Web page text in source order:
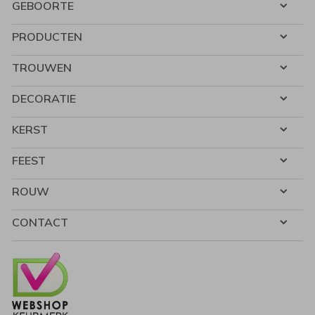
GEBOORTE
PRODUCTEN
TROUWEN
DECORATIE
KERST
FEEST
ROUW
CONTACT